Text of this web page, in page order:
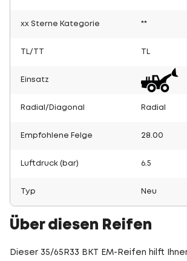
xx Sterne Kategorie **
TL/TT
Einsatz
Radial/Diagonal Radial
Empfohlene Felge 28.00
Luftdruck (bar) 6.5
Typ Neu
Über diesen Reifen
Dieser 35/65R33 BKT EM-Reifen hilft